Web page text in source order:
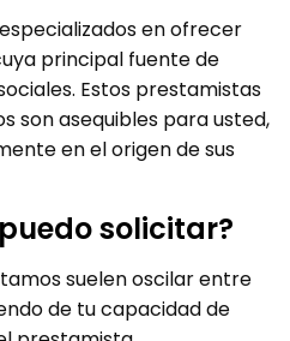
en ofrecer
principal fuente de
Estos prestamistas
son asequibles para usted,
en el origen de sus
solicitar?
suelen oscilar entre
de tu capacidad de